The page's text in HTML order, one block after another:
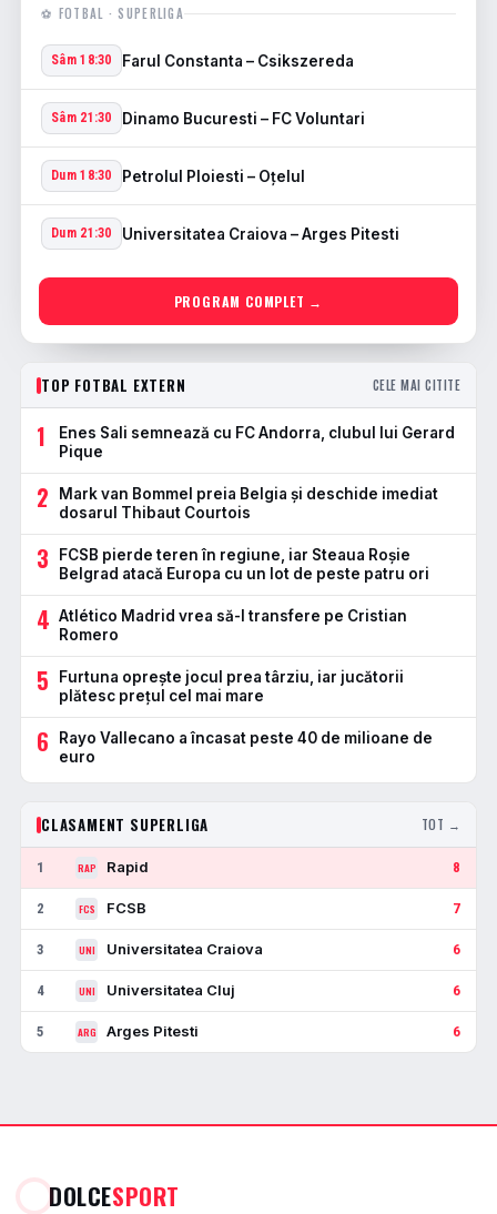
⚽ FOTBAL · SUPERLIGA
Sâm 18:30 Farul Constanta – Csikszereda
Sâm 21:30 Dinamo Bucuresti – FC Voluntari
Dum 18:30 Petrolul Ploiesti – Oţelul
Dum 21:30 Universitatea Craiova – Arges Pitesti
PROGRAM COMPLET →
TOP FOTBAL EXTERN CELE MAI CITITE
1
Enes Sali semnează cu FC Andorra, clubul lui Gerard
Pique
2
Mark van Bommel preia Belgia și deschide imediat
dosarul Thibaut Courtois
3
FCSB pierde teren în regiune, iar Steaua Roșie
Belgrad atacă Europa cu un lot de peste patru ori
4 Atlético Madrid vrea să-l transfere pe Cristian
Romero
5
Furtuna oprește jocul prea târziu, iar jucătorii
plătesc prețul cel mai mare
6
Rayo Vallecano a încasat peste 40 de milioane de
euro
CLASAMENT SUPERLIGA TOT →
1 RAP Rapid 8
2 FCS FCSB 7
3 UNI Universitatea Craiova 6
4 UNI Universitatea Cluj 6
5 ARG Arges Pitesti 6
DOLCESPORT